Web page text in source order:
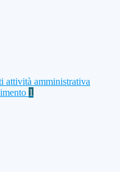
attività amministrativa
1